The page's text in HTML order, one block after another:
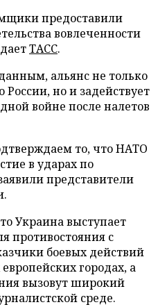
предоставили
вовлеченности
ТАСС.
альянс не только
но и задействует
войне после налетов
то, что НАТО
в ударах по
представители
Украина выступает
противостояния с
боевых действий
городах, а
вызовут широкий
среде.